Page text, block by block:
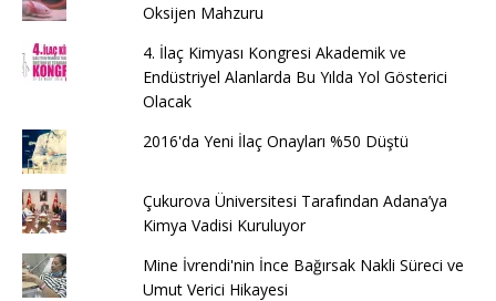
Oksijen Mahzuru
4. İlaç Kimyası Kongresi Akademik ve
Endüstriyel Alanlarda Bu Yılda Yol Gösterici
Olacak
2016'da Yeni İlaç Onayları %50 Düştü
Çukurova Üniversitesi Tarafından Adana’ya
Kimya Vadisi Kuruluyor
Mine İvrendi'nin İnce Bağırsak Nakli Süreci ve
Umut Verici Hikayesi